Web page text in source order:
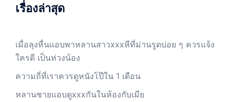
เรื่องล่าสุด
เมื่อลุงหื่นแอบพาหลานสาวxxxหีที่ม่านรูดบ่อย ๆ ควรแจ้ง
ใครดี เป็นห่วงน้อง
ความถี่ที่เราควรดูหนังโป๊ใน 1 เดือน
หลานชายแอบดูxxxกันในห้องกับเมีย